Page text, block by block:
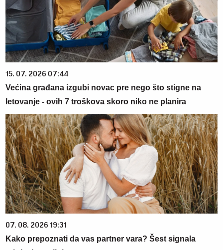
15. 07. 2026 07:44
Većina građana izgubi novac pre nego što stigne na
letovanje - ovih 7 troškova skoro niko ne planira
07. 08. 2026 19:31
Kako prepoznati da vas partner vara? Šest signala